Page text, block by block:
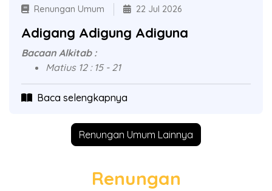
Renungan Umum 22 Jul 2026
Adigang Adigung Adiguna
Bacaan Alkitab :
Matius 12 : 15 - 21
Baca selengkapnya
Renungan Umum Lainnya
Renungan